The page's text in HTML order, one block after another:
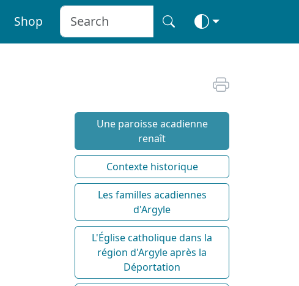
Shop
Une paroisse acadienne
renaît
Contexte historique
Les familles acadiennes
d'Argyle
L'Église catholique dans la
région d'Argyle après la
Déportation